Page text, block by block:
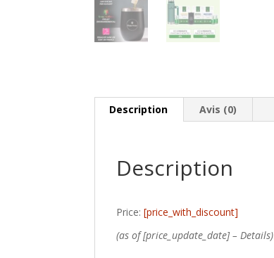
Description Avis (0)
Description
Price:[price_with_discount]
(as of [price_update_date] –Details)